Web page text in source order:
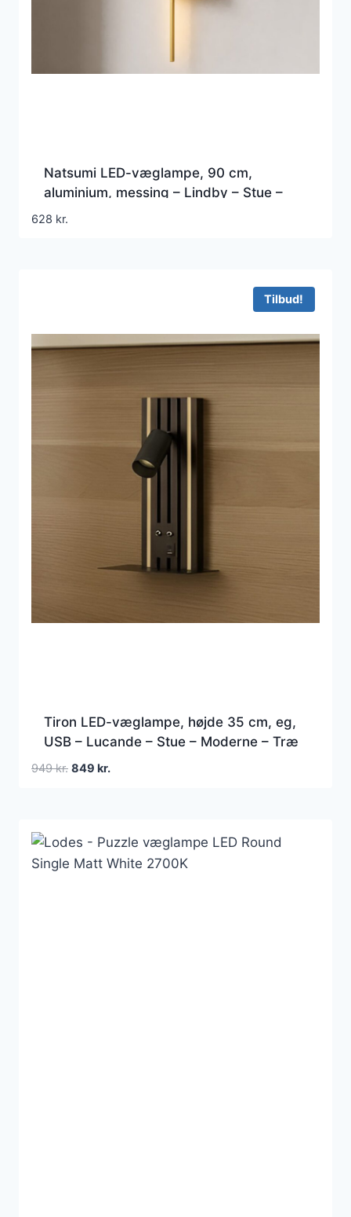
Natsumi LED-væglampe, 90 cm,
aluminium, messing – Lindby – Stue –
Moderne – Kantet
628 kr.
Tilbud!
Tiron LED-væglampe, højde 35 cm, eg,
USB – Lucande – Stue – Moderne – Træ
– Med én lyskilde
949kr. Den
949 kr..
849 kr.Den
849 kr..